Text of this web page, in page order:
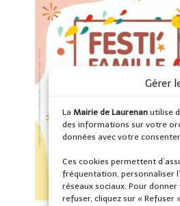
Gérer
La Mairie de Laurenan utilise
des informations sur votre
données avec votre
Ces cookies permettent
fréquentation, personnaliser
réseaux sociaux. Pour
refuser, cliquez sur « Refuser